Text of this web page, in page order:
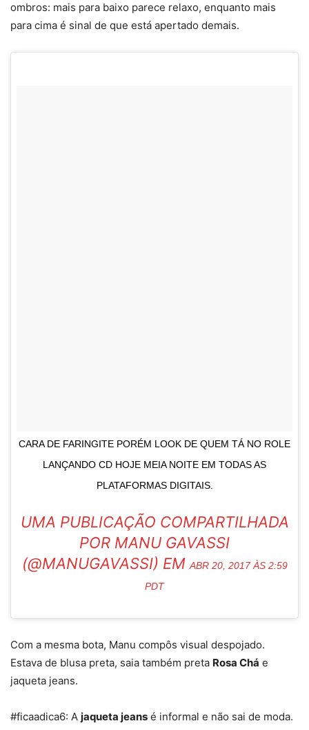
ombros: mais para baixo parece relaxo, enquanto mais
para cima é sinal de que está apertado demais.
CARA DE FARINGITE PORÉM LOOK DE QUEM TÁ NO ROLE
LANÇANDO CD HOJE MEIA NOITE EM TODAS AS
PLATAFORMAS DIGITAIS.
UMA PUBLICAÇÃO COMPARTILHADA
POR MANU GAVASSI
(@MANUGAVASSI) EMABR 20, 2017 ÀS 2:59
PDT
Com a mesma bota, Manu compôs visual despojado.
Estava de blusa preta, saia também preta Rosa Chá e
jaqueta jeans.
#ficaadica6: A jaqueta jeans é informal e não sai de moda.